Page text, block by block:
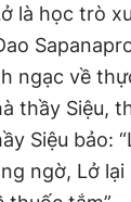
là học trò
ngạc về
thầy Siệu,
Siệu bảo:
ngờ, Lở